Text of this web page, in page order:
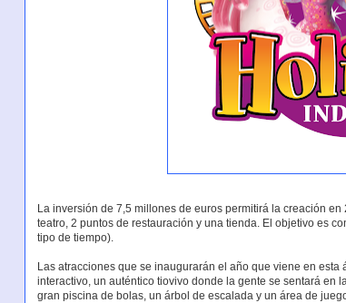
La inversión de 7,5 millones de euros permitirá la creación
teatro, 2 puntos de restauración y una tienda. El objetivo es
tipo de tiempo).
Las atracciones que se inaugurarán el año que viene en
interactivo, un auténtico tiovivo donde la gente se sentará en
gran piscina de bolas, un árbol de escalada y un área de